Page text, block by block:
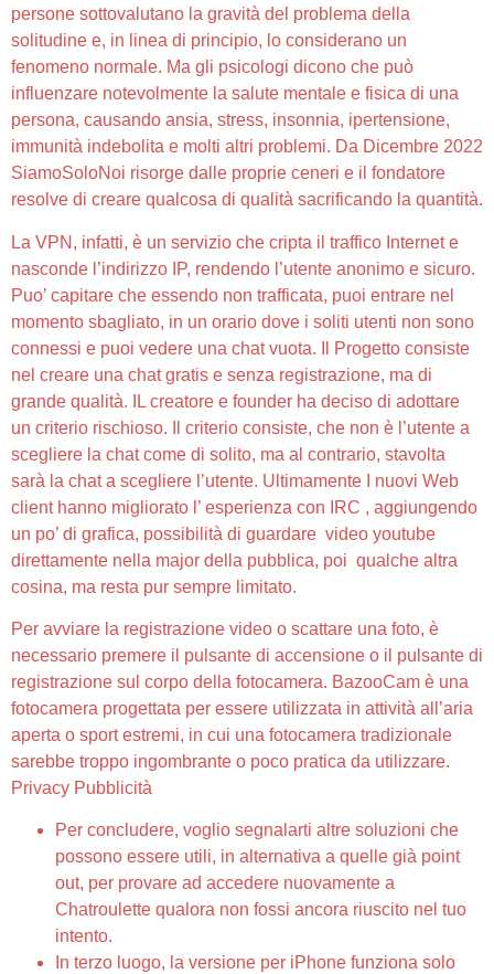
persone sottovalutano la gravità del problema della
solitudine e, in linea di principio, lo considerano un
fenomeno normale. Ma gli psicologi dicono che può
influenzare notevolmente la salute mentale e fisica di una
persona, causando ansia, stress, insonnia, ipertensione,
immunità indebolita e molti altri problemi. Da Dicembre 2022
SiamoSoloNoi risorge dalle proprie ceneri e il fondatore
resolve di creare qualcosa di qualità sacrificando la quantità.
La VPN, infatti, è un servizio che cripta il traffico Internet e
nasconde l’indirizzo IP, rendendo l’utente anonimo e sicuro.
Puo’ capitare che essendo non trafficata, puoi entrare nel
momento sbagliato, in un orario dove i soliti utenti non sono
connessi e puoi vedere una chat vuota. Il Progetto consiste
nel creare una chat gratis e senza registrazione, ma di
grande qualità. IL creatore e founder ha deciso di adottare
un criterio rischioso. Il criterio consiste, che non è l’utente a
scegliere la chat come di solito, ma al contrario, stavolta
sarà la chat a scegliere l’utente. Ultimamente I nuovi Web
client hanno migliorato l’ esperienza con IRC , aggiungendo
un po’ di grafica, possibilità di guardare video youtube
direttamente nella major della pubblica, poi qualche altra
cosina, ma resta pur sempre limitato.
Per avviare la registrazione video o scattare una foto, è
necessario premere il pulsante di accensione o il pulsante di
registrazione sul corpo della fotocamera. BazooCam è una
fotocamera progettata per essere utilizzata in attività all’aria
aperta o sport estremi, in cui una fotocamera tradizionale
sarebbe troppo ingombrante o poco pratica da utilizzare.
Privacy Pubblicità
Per concludere, voglio segnalarti altre soluzioni che
possono essere utili, in alternativa a quelle già point
out, per provare ad accedere nuovamente a
Chatroulette qualora non fossi ancora riuscito nel tuo
intento.
In terzo luogo, la versione per iPhone funziona solo